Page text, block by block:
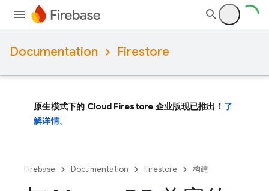
Documentation Firestore
原生模式下的 Cloud Firestore 企业版现已推出！ 了
解详情。
Firebase Documentation Firestore 构建